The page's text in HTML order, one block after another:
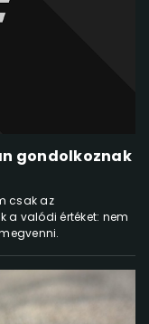
gondolkoznak
csak az
a valódi értéket: nem